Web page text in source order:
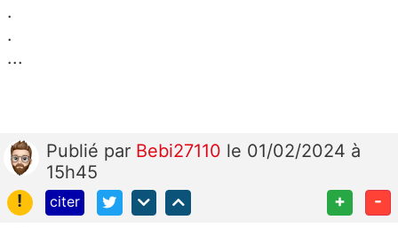
.
.
...
Publié par Bebi27110 le 01/02/2024 à
15h45
!
citer + -